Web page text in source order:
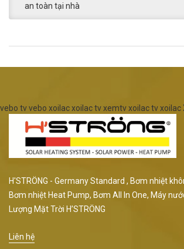
an toàn tại nhà
vebo tvvebo xoilacxoilac tvxemtvxoilac tvxoilac
H'STRÖNG - Germany Standard , Bơm nhiệt
Bơm nhiệt Heat Pump, Bơm All In One, Máy
Lượng Mặt Trời H’STRÖNG
Liên hệ